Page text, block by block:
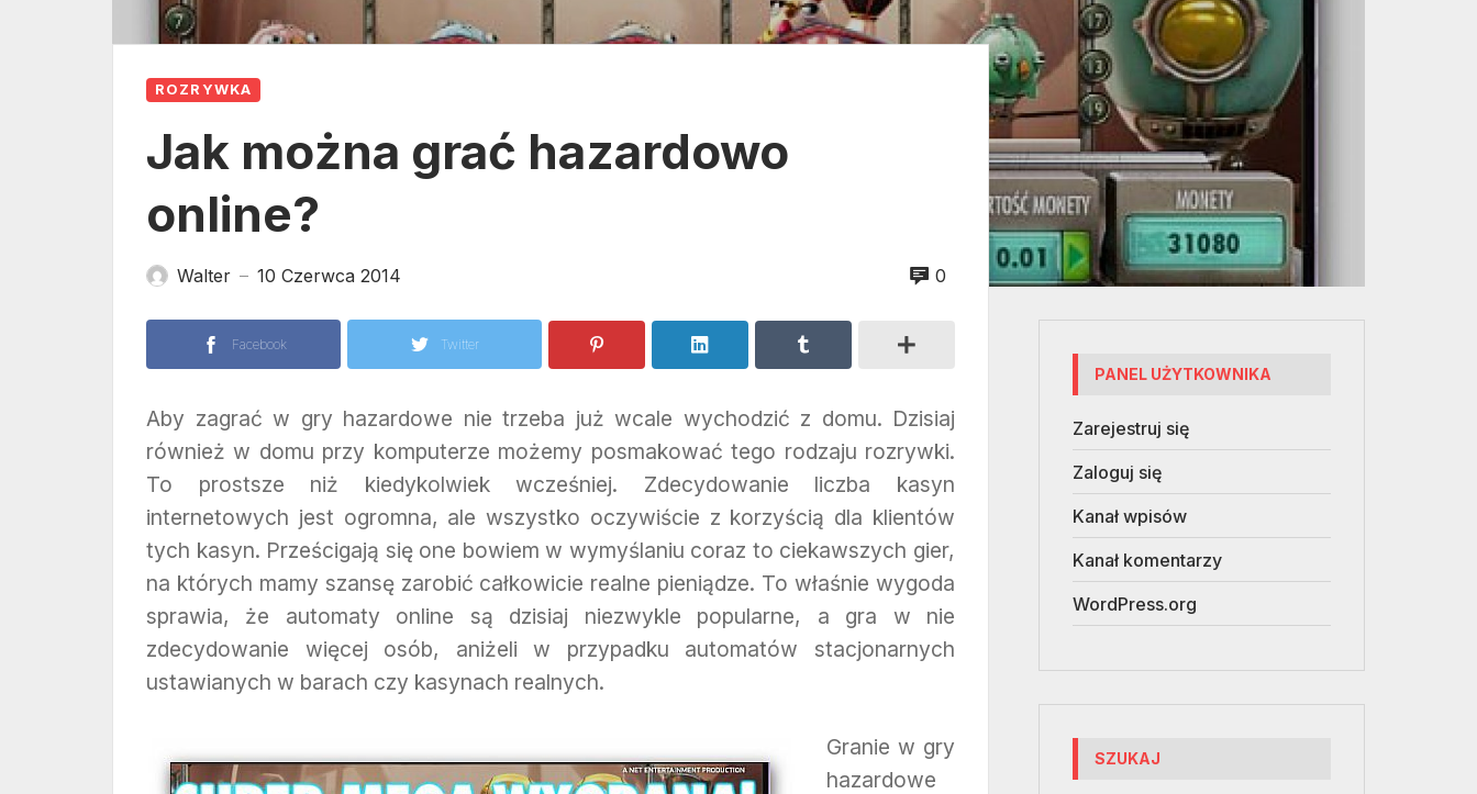
ROZRYWKA
Jak można grać hazardowo
online?
Walter — 10 Czerwca 2014 0
Facebook Twitter
Aby zagrać w gry hazardowe nie trzeba już wcale wychodzić z domu. Dzisiaj
również w domu przy komputerze możemy posmakować tego rodzaju rozrywki.
To prostsze niż kiedykolwiek wcześniej. Zdecydowanie liczba kasyn
internetowych jest ogromna, ale wszystko oczywiście z korzyścią dla klientów
tych kasyn. Prześcigają się one bowiem w wymyślaniu coraz to ciekawszych gier,
na których mamy szansę zarobić całkowicie realne pieniądze. To właśnie wygoda
sprawia, że automaty online są dzisiaj niezwykle popularne, a gra w nie
zdecydowanie więcej osób, aniżeli w przypadku automatów stacjonarnych
ustawianych w barach czy kasynach realnych.
Granie w gry
hazardowe
PANEL UŻYTKOWNIKA
Zarejestruj się
Zaloguj się
Kanał wpisów
Kanał komentarzy
WordPress.org
SZUKAJ